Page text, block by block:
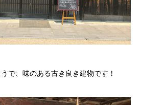
で、味のある古き良き建物です！